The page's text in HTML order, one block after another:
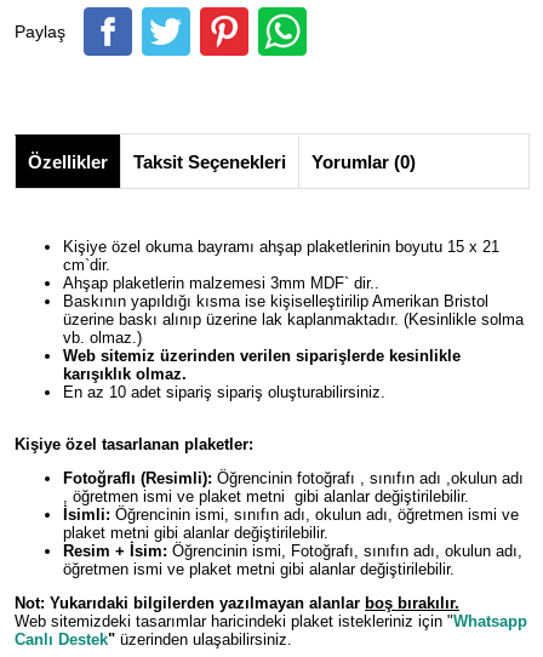
Paylaş
Özellikler Taksit Seçenekleri Yorumlar (0)
Kişiye özel okuma bayramı ahşap plaketlerinin boyutu 15 x 21
cm`dir.
Ahşap plaketlerin malzemesi 3mm MDF` dir..
Baskının yapıldığı kısma ise kişiselleştirilip Amerikan Bristol
üzerine baskı alınıp üzerine lak kaplanmaktadır. (Kesinlikle solma
vb. olmaz.)
Web sitemiz üzerinden verilen siparişlerde kesinlikle
karışıklık olmaz.
En az 10 adet sipariş sipariş oluşturabilirsiniz.
Kişiye özel tasarlanan plaketler:
Fotoğraflı (Resimli): Öğrencinin fotoğrafı , sınıfın adı ,okulun adı
, öğretmen ismi ve plaket metni gibi alanlar değiştirilebilir.
İsimli: Öğrencinin ismi, sınıfın adı, okulun adı, öğretmen ismi ve
plaket metni gibi alanlar değiştirilebilir.
Resim + İsim: Öğrencinin ismi, Fotoğrafı, sınıfın adı, okulun adı,
öğretmen ismi ve plaket metni gibi alanlar değiştirilebilir.
Not: Yukarıdaki bilgilerden yazılmayan alanlar boş bırakılır.
Web sitemizdeki tasarımlar haricindeki plaket istekleriniz için "Whatsapp
Canlı Destek" üzerinden ulaşabilirsiniz.